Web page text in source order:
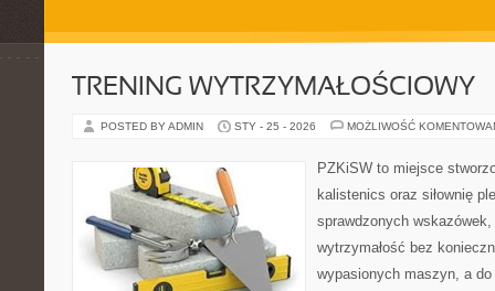
TRENING WYTRZYMAŁOŚCIOWY
POSTED BY ADMIN STY - 25 - 2026 MOŻLIWOŚĆ
PZKiSW to miejsce
kalistenics oraz siłownię
sprawdzonych
wytrzymałość bez
wypasionych maszyn, a